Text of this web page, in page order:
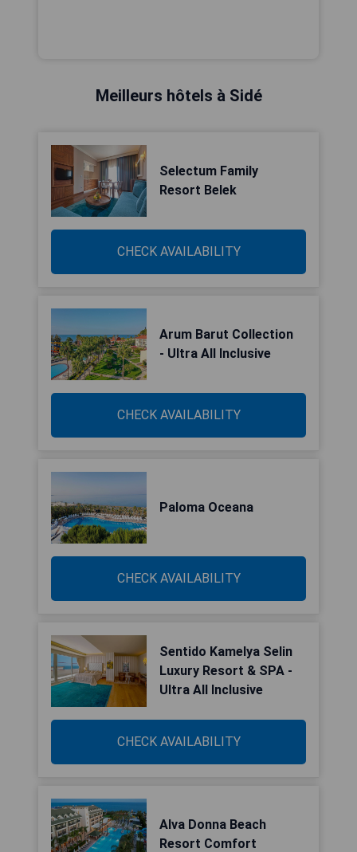
Meilleurs hôtels à Sidé
Selectum Family
Resort Belek
CHECK AVAILABILITY
Arum Barut Collection
- Ultra All Inclusive
CHECK AVAILABILITY
Paloma Oceana
CHECK AVAILABILITY
Sentido Kamelya Selin
Luxury Resort & SPA -
Ultra All Inclusive
CHECK AVAILABILITY
Alva Donna Beach
Resort Comfort